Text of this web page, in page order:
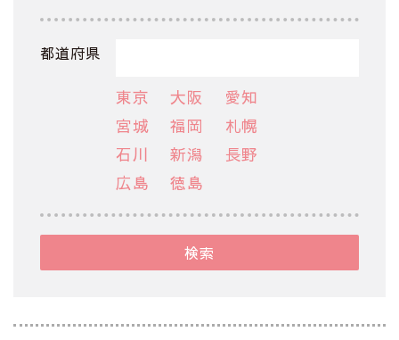
都道府県
東京 大阪
愛知
宮城
福岡
札幌
石川
新潟
長野
広島
徳島
検索